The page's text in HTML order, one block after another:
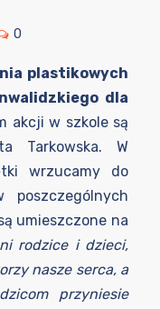
0
plastikowych
dla
akcji w szkole są
Tarkowska. W
wrzucamy do
poszczególnych
umieszczone na
rodzice i dzieci,
nasze serca, a
przyniesie